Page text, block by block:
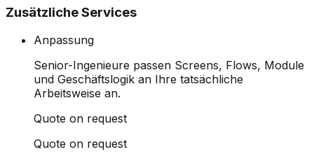
Zusätzliche Services
Anpassung
Senior-Ingenieure passen Screens, Flows, Module
und Geschäftslogik an Ihre tatsächliche
Arbeitsweise an.
Quote on request
Quote on request